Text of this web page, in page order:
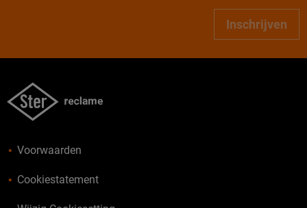
Inschrijven
Voorwaarden
Cookiestatement